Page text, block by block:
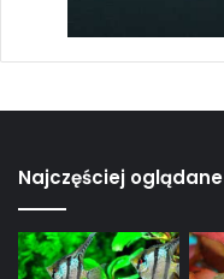
Najczęściej oglądane